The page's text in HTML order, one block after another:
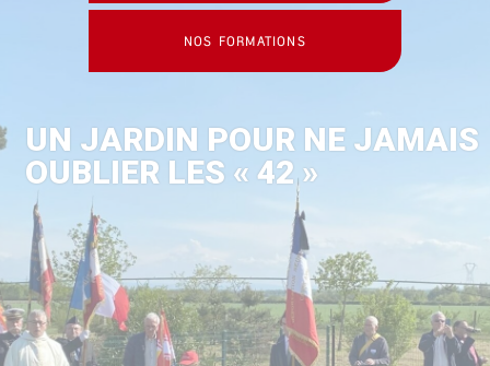
NOS FORMATIONS
UN JARDIN POUR NE JAMAIS
OUBLIER LES « 42 »